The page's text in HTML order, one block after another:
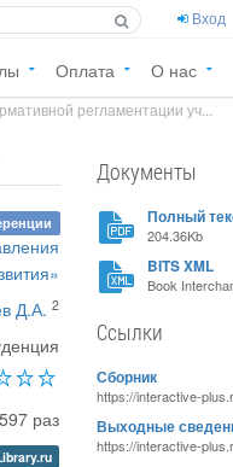
Вход
Оплата О нас
регламентации уч...
Д.А. 2
раз
Документы
Полный
204.36Kb
BITS XML
Book
Ссылки
Сборник
https://interactive-
Выходные
https://interactive-